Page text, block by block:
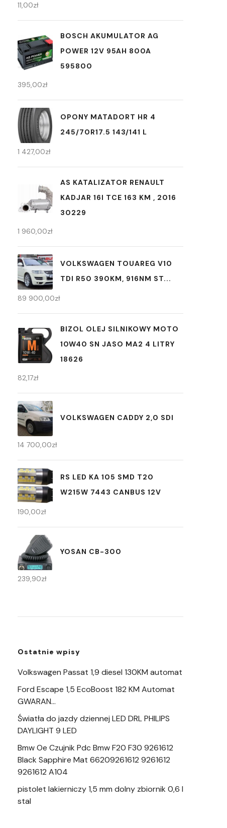
11,00zł
BOSCH AKUMULATOR AG
POWER 12V 95AH 800A
595800
395,00zł
OPONY MATADORT HR 4
245/70R17.5 143/141 L
1 427,00zł
AS KATALIZATOR RENAULT
KADJAR 16I TCE 163 KM , 2016
30229
1 960,00zł
VOLKSWAGEN TOUAREG V10
TDI R50 390KM, 916NM ST...
89 900,00zł
BIZOL OLEJ SILNIKOWY MOTO
10W40 SN JASO MA2 4 LITRY
18626
82,17zł
VOLKSWAGEN CADDY 2,0 SDI
14 700,00zł
RS LED KA 105 SMD T20
W215W 7443 CANBUS 12V
190,00zł
YOSAN CB-300
239,90zł
Ostatnie wpisy
Volkswagen Passat 1,9 diesel 130KM automat
Ford Escape 1,5 EcoBoost 182 KM Automat
GWARAN…
Światła do jazdy dziennej LED DRL PHILIPS
DAYLIGHT 9 LED
Bmw Oe Czujnik Pdc Bmw F20 F30 9261612
Black Sapphire Mat 66209261612 9261612
9261612 A104
pistolet lakierniczy 1,5 mm dolny zbiornik 0,6 l
stal